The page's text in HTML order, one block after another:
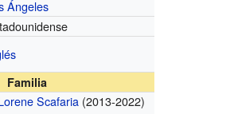
Ángeles
Familia
Scafaria (2013-2022)